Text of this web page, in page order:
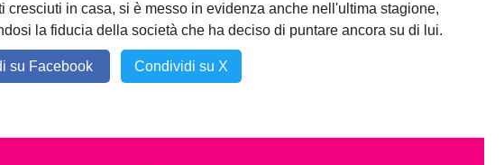
cresciuti in casa, si è messo in evidenza anche nell'ultima stagione,
la fiducia della società che ha deciso di puntare ancora su di lui.
su Facebook Condividi su X